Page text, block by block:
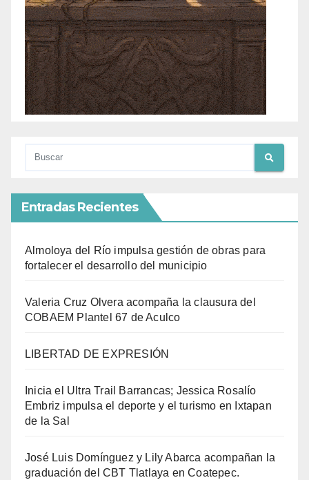
Entradas Recientes
Almoloya del Río impulsa gestión de obras para
fortalecer el desarrollo del municipio
Valeria Cruz Olvera acompaña la clausura del
COBAEM Plantel 67 de Aculco
LIBERTAD DE EXPRESIÓN
Inicia el Ultra Trail Barrancas; Jessica Rosalío
Embriz impulsa el deporte y el turismo en Ixtapan
de la Sal
José Luis Domínguez y Lily Abarca acompañan la
graduación del CBT Tlatlaya en Coatepec.